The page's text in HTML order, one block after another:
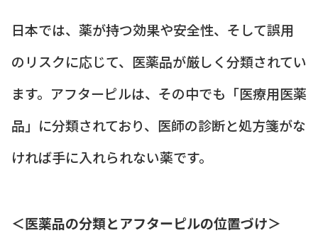
日本では、薬が持つ効果や安全性、そして誤用
のリスクに応じて、医薬品が厳しく分類されてい
ます。アフターピルは、その中でも「医療用医薬
品」に分類されており、医師の診断と処方箋がな
ければ手に入れられない薬です。
＜医薬品の分類とアフターピルの位置づけ＞